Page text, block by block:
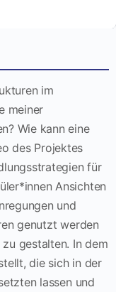
im
meiner
Wie kann eine
des Projektes
für
Ansichten
und
genutzt werden
gestalten. In dem
die sich in der
lassen und